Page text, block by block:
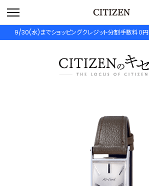
9/30(水)までショッピングクレジット分割手数料０円